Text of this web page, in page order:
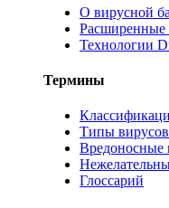
О вирусной
Расширенные
Технологии
Термины
Типы вирусов
Вредоносные
Глоссарий